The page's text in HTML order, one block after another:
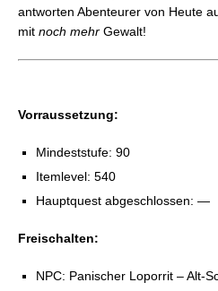
antworten Abenteurer von Heute
mit noch mehr Gewalt!
Vorraussetzung:
Mindeststufe: 90
Itemlevel: 540
Hauptquest abgeschlossen: —
Freischalten:
NPC: Panischer Loporrit – Alt-